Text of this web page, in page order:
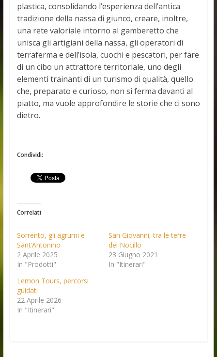
plastica, consolidando l’esperienza dell’antica
tradizione della nassa di giunco, creare, inoltre,
una rete valoriale intorno al gamberetto che
unisca gli artigiani della nassa, gli operatori di
terraferma e dell’isola, cuochi e pescatori, per fare
di un cibo un attrattore territoriale, uno degli
elementi trainanti di un turismo di qualità, quello
che, preparato e curioso, non si ferma davanti al
piatto, ma vuole approfondire le storie che ci sono
dietro.
Condividi:
Correlati
Sorrento, gli agrumi e
Sant’Antonino
2 Aprile 2025
In "Prodotti"
San Giovanni, tra le terre
del Nocillo
23 Giugno 2021
In "Itinerari"
Lemon Tours, percorsi
guidati
22 Aprile 2026
In "Itinerari"